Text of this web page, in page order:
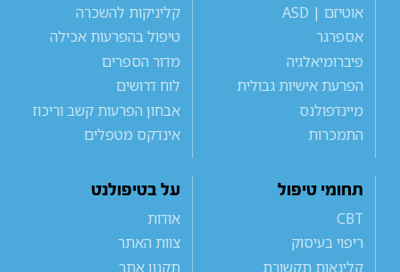
אוטיזם | ASD
אספרגר
פיברומיאלגיה
הפרעת אישיות גבולית
מיינדפולנס
התמכרות
קליניקות להשכרה
טיפול בהפרעות אכילה
מדור הספרים
לוח דרושים
אבחון הפרעות קשב וריכוז
אינדקס מטפלים
תחומי טיפול
CBT
ריפוי בעיסוק
קלינאות תקשורת
על בטיפולנט
אודות
צוות האתר
תקנון אתר